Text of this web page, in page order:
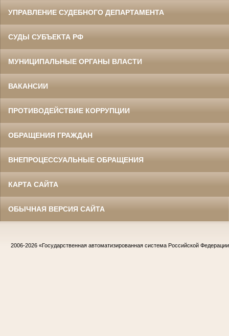
УПРАВЛЕНИЕ СУДЕБНОГО ДЕПАРТАМЕНТА
СУДЫ СУБЪЕКТА РФ
МУНИЦИПАЛЬНЫЕ ОРГАНЫ ВЛАСТИ
ВАКАНСИИ
ПРОТИВОДЕЙСТВИЕ КОРРУПЦИИ
ОБРАЩЕНИЯ ГРАЖДАН
ВНЕПРОЦЕССУАЛЬНЫЕ ОБРАЩЕНИЯ
КАРТА САЙТА
ОБЫЧНАЯ ВЕРСИЯ САЙТА
2006-2026 «Государственная автоматизированная система Российской